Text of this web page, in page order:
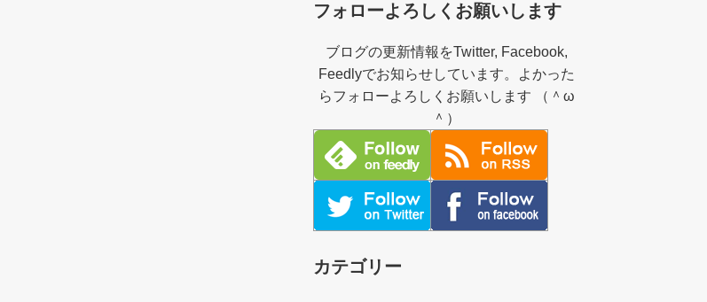
フォローよろしくお願いします
ブログの更新情報をTwitter, Facebook,
Feedlyでお知らせしています。よかった
らフォローよろしくお願いします （＾ω
＾）
カテゴリー